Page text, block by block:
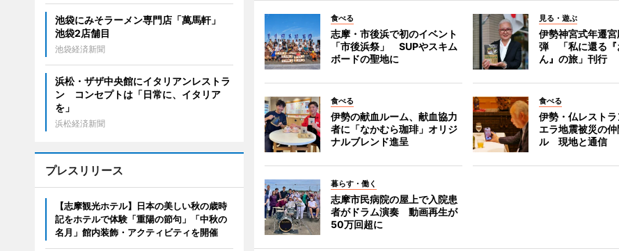
食べる
志摩・市後浜で初のイベント
「市後浜祭」 SUPやスキム
ボードの聖地に
見る・遊ぶ
伊勢神宮式年遷
弾 「私に還る『
ん』の旅」刊行
食べる
伊勢の献血ルーム、献血協力
者に「なかむら珈琲」オリジ
ナルブレンド進呈
食べる
伊勢・仏レスト
エラ地震被災の
ル 現地と通信
暮らす・働く
志摩市民病院の屋上で入院患
者がドラム演奏 動画再生が
50万回超に
池袋にみそラーメン専門店「萬馬軒」
池袋2店舗目
池袋経済新聞
浜松・ザザ中央館にイタリアンレストラ
ン コンセプトは「日常に、イタリア
を」
浜松経済新聞
プレスリリース
【志摩観光ホテル】日本の美しい秋の歳時
記をホテルで体験「重陽の節句」「中秋の
名月」館内装飾・アクティビティを開催